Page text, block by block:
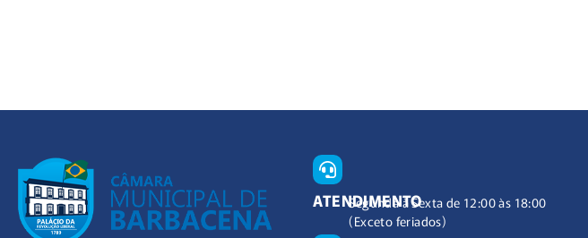
ATENDIMENTO
Segunda à Sexta de 12:00 às 18:00
(Exceto feriados)